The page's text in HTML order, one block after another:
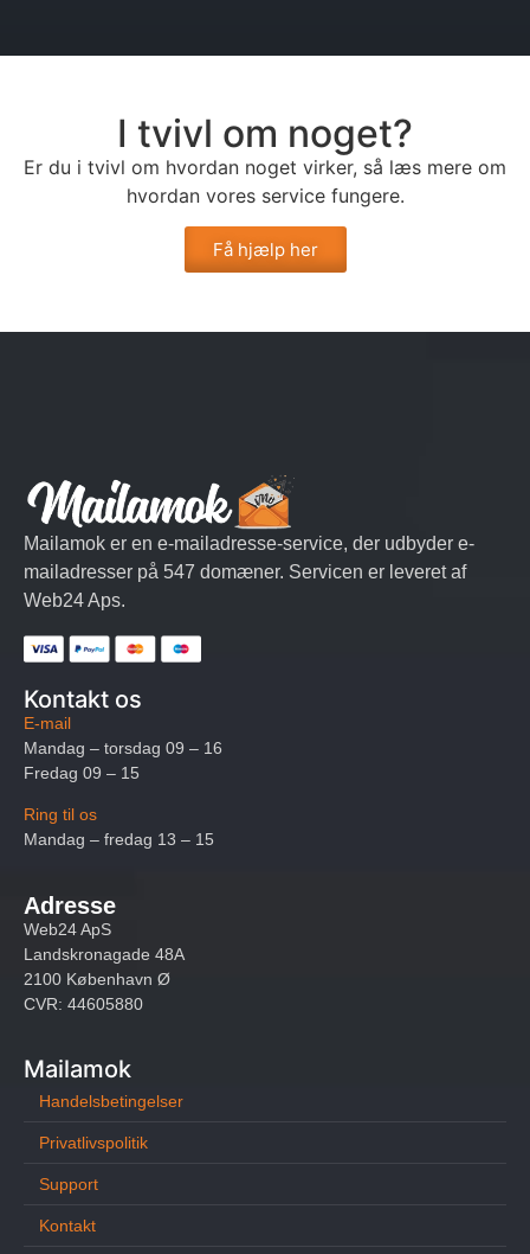
I tvivl om noget?
Er du i tvivl om hvordan noget virker, så læs mere om
hvordan vores service fungere.
Få hjælp her
Mailamok er en e-mailadresse-service, der udbyder e-
mailadresser på 547 domæner. Servicen er leveret af
Web24 Aps.
Kontakt os
E-mail
Mandag – torsdag 09 – 16
Fredag 09 – 15
Ring til os
Mandag – fredag 13 – 15
Adresse
Web24 ApS
Landskronagade 48A
2100 København Ø
CVR: 44605880
Mailamok
Handelsbetingelser
Privatlivspolitik
Support
Kontakt